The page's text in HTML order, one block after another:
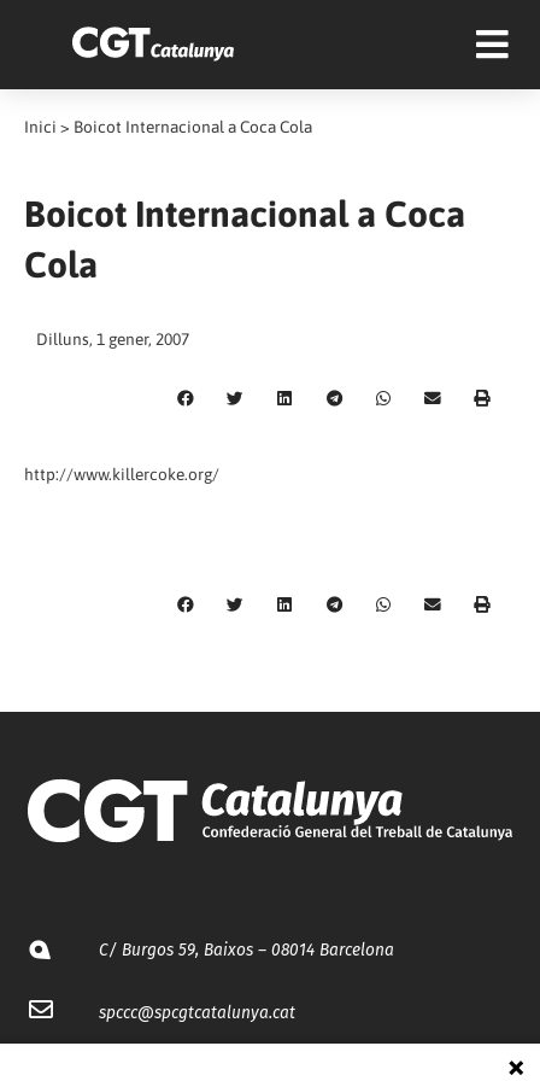
Inici > Boicot Internacional a Coca Cola
Boicot Internacional a Coca
Cola
Dilluns, 1 gener, 2007
http://www.killercoke.org/
C/ Burgos 59, Baixos – 08014 Barcelona
spccc@spcgtcatalunya.cat